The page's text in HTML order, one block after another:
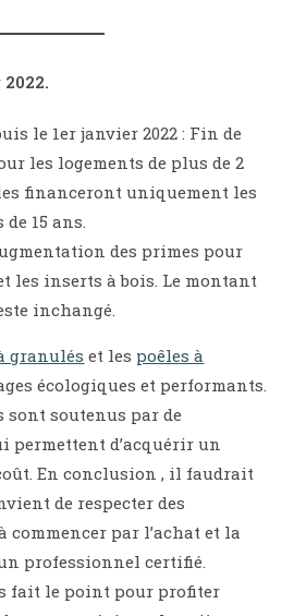
le 1er janvier 2022 : Fin de
les logements de plus de 2
financeront uniquement les
15 ans.
des primes pour
les inserts à bois. Le montant
inchangé.
granulés et les poêles à
écologiques et performants.
sont soutenus par de
permettent d’acquérir un
En conclusion , il faudrait
de respecter des
par l’achat et la
professionnel certifié.
fait le point pour profiter